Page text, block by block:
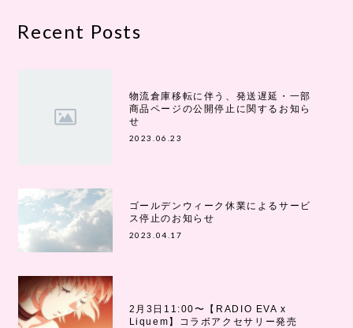
Recent Posts
物流倉庫移転に伴う、発送遅延・一部
商品ページの公開停止に関するお知ら
せ
2023.06.23
ゴールデンウィーク休業によるサービ
ス停止のお知らせ
2023.04.17
2月3日11:00〜【RADIO EVA x
Liquem】コラボアクセサリー発売